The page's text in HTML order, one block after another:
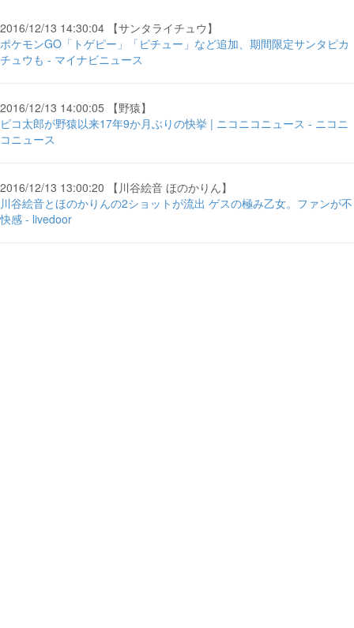
2016/12/13 14:30:04 【サンタライチュウ】
ポケモンGO「トゲピー」「ピチュー」など追加、期間限定サンタピカ
チュウも - マイナビニュース
2016/12/13 14:00:05 【野猿】
ピコ太郎が野猿以来17年9か月ぶりの快挙 | ニコニコニュース - ニコニ
コニュース
2016/12/13 13:00:20 【川谷絵音 ほのかりん】
川谷絵音とほのかりんの2ショットが流出 ゲスの極み乙女。ファンが不
快感 - livedoor